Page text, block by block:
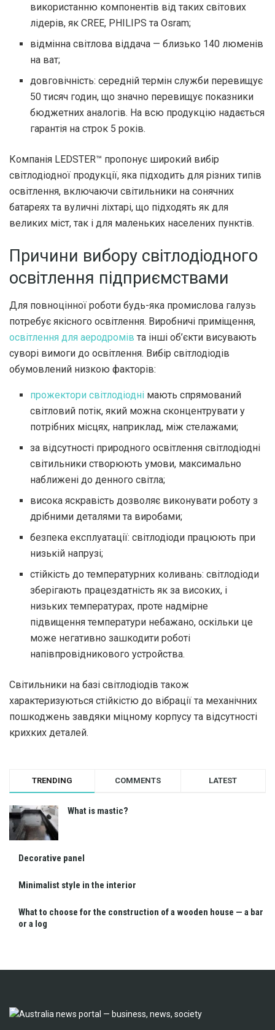
використанню компонентів від таких світових
лідерів, як CREE, PHILIPS та Osram;
відмінна світлова віддача — близько 140 люменів
на ват;
довговічність: середній термін служби перевищує
50 тисяч годин, що значно перевищує показники
бюджетних аналогів. На всю продукцію надається
гарантія на строк 5 років.
Компанія LEDSTER™ пропонує широкий вибір
світлодіодної продукції, яка підходить для різних типів
освітлення, включаючи світильники на сонячних
батареях та вуличні ліхтарі, що підходять як для
великих міст, так і для маленьких населених пунктів.
Причини вибору світлодіодного
освітлення підприємствами
Для повноцінної роботи будь-яка промислова галузь
потребує якісного освітлення. Виробничі приміщення,
освітлення для аеродромів та інші об’єкти висувають
суворі вимоги до освітлення. Вибір світлодіодів
обумовлений низкою факторів:
прожектори світлодіодні мають спрямований
світловий потік, який можна сконцентрувати у
потрібних місцях, наприклад, між стелажами;
за відсутності природного освітлення світлодіодні
світильники створюють умови, максимально
наближені до денного світла;
висока яскравість дозволяє виконувати роботу з
дрібними деталями та виробами;
безпека експлуатації: світлодіоди працюють при
низькій напрузі;
стійкість до температурних коливань: світлодіоди
зберігають працездатність як за високих, і
низьких температурах, проте надмірне
підвищення температури небажано, оскільки це
може негативно зашкодити роботі
напівпровідникового устройства.
Світильники на базі світлодіодів також
характеризуються стійкістю до вібрації та механічних
пошкоджень завдяки міцному корпусу та відсутності
крихких деталей.
TRENDING COMMENTS LATEST
What is mastic?
Decorative panel
Minimalist style in the interior
What to choose for the construction of a wooden house — a bar
or a log